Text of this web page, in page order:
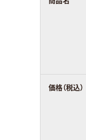
価格（税込）